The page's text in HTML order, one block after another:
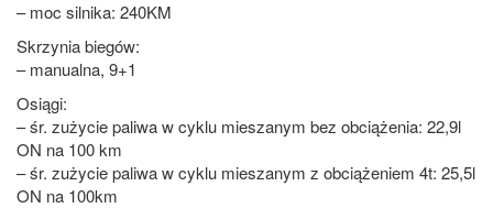
– moc silnika: 240KM
Skrzynia biegów:
– manualna, 9+1
Osiągi:
– śr. zużycie paliwa w cyklu mieszanym bez obciążenia: 22,9l
ON na 100 km
– śr. zużycie paliwa w cyklu mieszanym z obciążeniem 4t: 25,5l
ON na 100km